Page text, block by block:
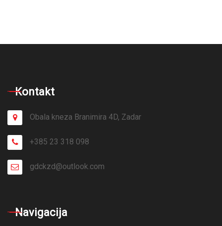
Kontakt
Obala kneza Branimira 4D, Zadar
+385 23 318 098
gdckzd@outlook.com
Navigacija